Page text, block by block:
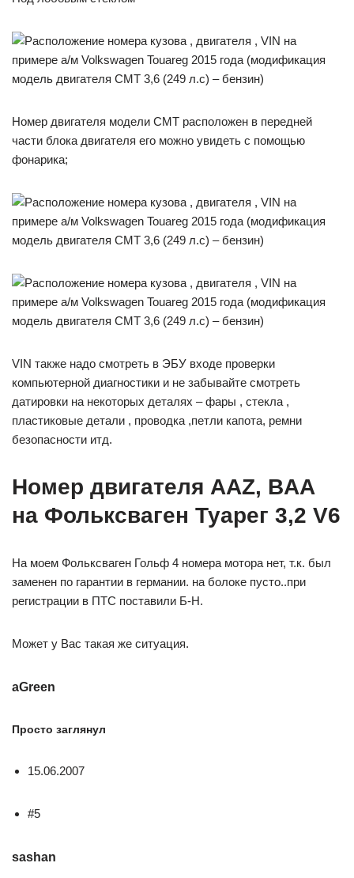
Номер двигателя модели CMT расположен в передней
части блока двигателя его можно увидеть с помощью
фонарика;
VIN также надо смотреть в ЭБУ входе проверки
компьютерной диагностики и не забывайте смотреть
датировки на некоторых деталях – фары , стекла ,
пластиковые детали , проводка ,петли капота, ремни
безопасности итд.
Номер двигателя AAZ, BAA
на Фольксваген Туарег 3,2 V6
На моем Фольксваген Гольф 4 номера мотора нет, т.к. был
заменен по гарантии в германии. на болоке пусто..при
регистрации в ПТС поставили Б-Н.
Может у Вас такая же ситуация.
aGreen
Просто заглянул
15.06.2007
#5
sashan